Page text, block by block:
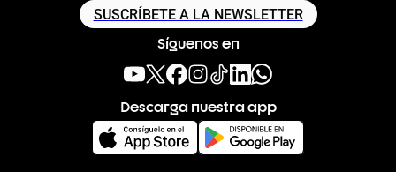
SUSCRÍBETE A LA NEWSLETTER
Síguenos en
Descarga nuestra app